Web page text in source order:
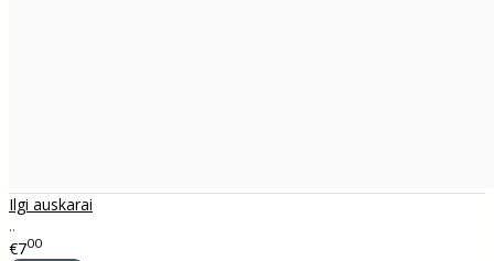
Ilgi auskarai
..
€700